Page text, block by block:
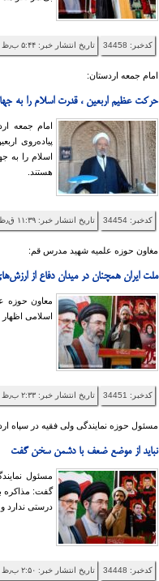
کدخبر: 34458 تاریخ انتشار خبر: ۵:۴۴ ب٫ظ - جمعه ۱۴۰۵/۰۵/۹
امام جمعه اردستان:
حرکت عظیم اربعین ، قدرت اسلام را به
امام جمعه
پیاده‌روی
اسلام را به
هستند.
کدخبر: 34454 تاریخ انتشار خبر: ۱۱:۳۹ ق٫ظ - پنجشنبه ۱۴۰۵/۰۵/۸
مغاون حوزه علمیه شهید مدرس قم:
ملت ایران همچنان در میدان دفاع از
معاون حوزه
اسلامی
کدخبر: 34451 تاریخ انتشار خبر: ۲:۳۳ ب٫ظ - چهارشنبه ۱۴۰۵/۰۵/۷
مسئول حوزه نمایندگی ولی فقیه در سپاه
نباید از موضع ضعف با دشمن سخن گفت
مسئول
گفت: مذاکره
درستی ندارد
کدخبر: 34448 تاریخ انتشار خبر: ۲:۵۰ ب٫ظ - سه‌شنبه ۱۴۰۵/۰۵/۶